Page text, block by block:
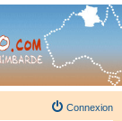
Connexion